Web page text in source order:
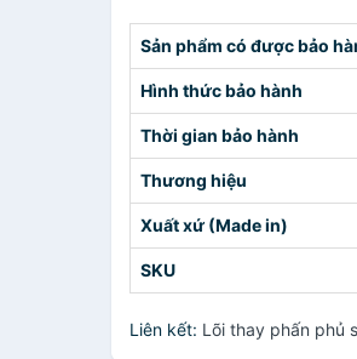
Sản phẩm có được bảo
Hình thức bảo hành
Thời gian bảo hành
Thương hiệu
Xuất xứ (Made in)
SKU
Liên kết: Lõi thay phấn phủ